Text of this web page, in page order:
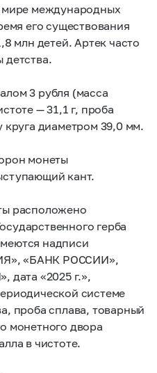
мире международных
его существования
млн детей. Артек часто
детства.
3 рубля (масса
— 31,1 г, проба
диаметром 39,0 мм.
монеты
кант.
расположено
герба
надписи
«БАНК РОССИИ»,
дата «2025 г.»,
системе
проба сплава, товарный
монетного двора
в чистоте.